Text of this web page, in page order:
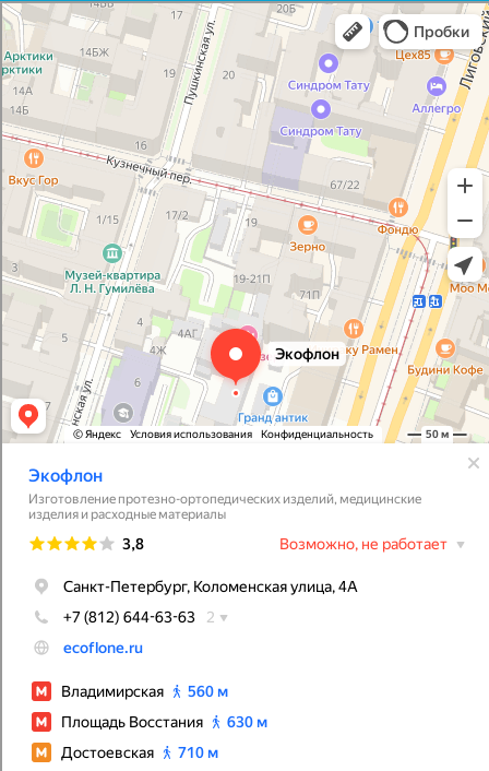
Экофлон
Изготовление протезно-ортопедических изделий в Санкт‑Петербурге
Медицинские изделия и расходные материалы в Санкт‑Петербурге